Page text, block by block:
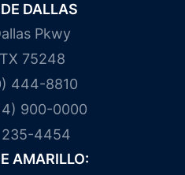
DALLAS
Pkwy
75248
444-8810
900-0000
235-4454
AMARILLO: